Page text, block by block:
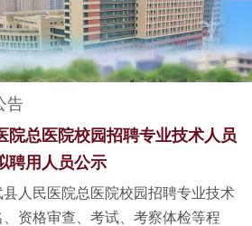
告
院总医院校园招聘专业技术人员
聘用人员公示
县人民医院总医院校园招聘专业技术
资格审查、考试、考察体检等程